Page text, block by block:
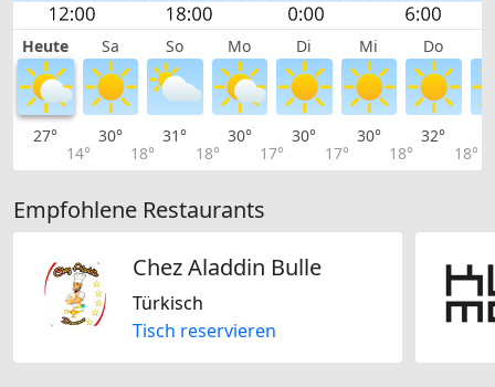
Heute Sa So Mo Di Mi Do
27°
14°
30°
18°
31°
18°
30°
17°
30°
17°
30°
18°
32°
18°
Empfohlene Restaurants
Chez Aladdin Bulle
Türkisch
Tisch reservieren